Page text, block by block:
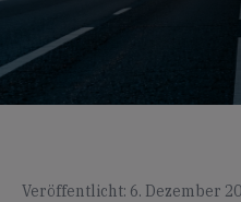
Veröffentlicht: 6. Dezember